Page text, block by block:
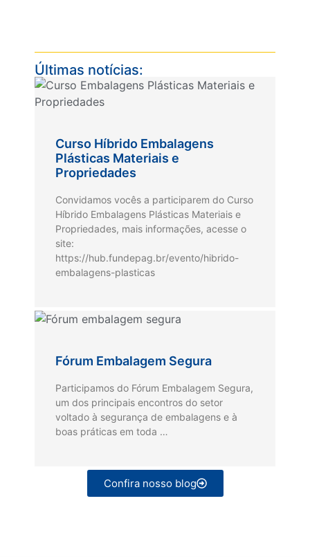
Últimas notícias:
Curso Híbrido Embalagens
Plásticas Materiais e
Propriedades
Convidamos vocês a participarem do Curso
Híbrido Embalagens Plásticas Materiais e
Propriedades, mais informações, acesse o
site:
https://hub.fundepag.br/evento/hibrido-
embalagens-plasticas
Fórum Embalagem Segura
Participamos do Fórum Embalagem Segura,
um dos principais encontros do setor
voltado à segurança de embalagens e à
boas práticas em toda …
Confira nosso blog